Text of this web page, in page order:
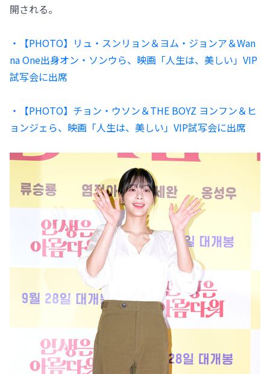
開される。
・【PHOTO】リュ・スンリョン＆ヨム・ジョンア＆Wan
na One出身オン・ソンウら、映画「人生は、美しい」VIP
試写会に出席
・【PHOTO】チョン・ウソン＆THE BOYZ ヨンフン＆ヒ
ョンジェら、映画「人生は、美しい」VIP試写会に出席